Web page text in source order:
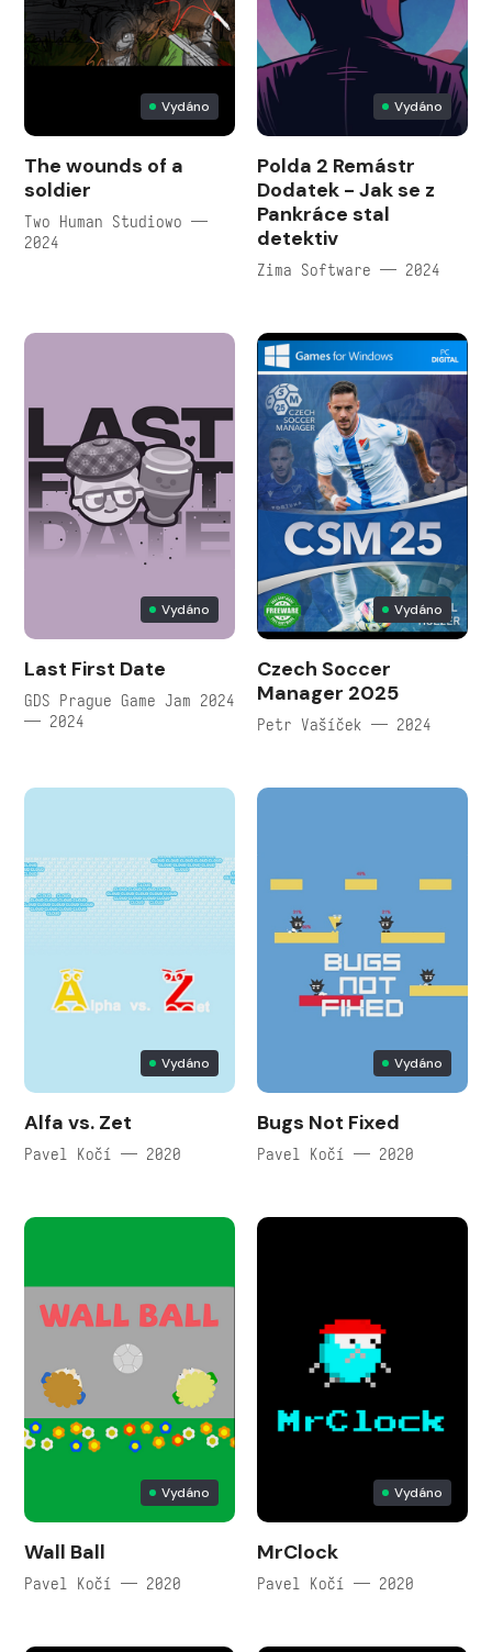
Vydáno
The wounds of a
soldier
Two Human Studiowo —
2024
Vydáno
Polda 2 Remástr
Dodatek - Jak se z
Pankráce stal
detektiv
Zima Software — 2024
Vydáno
Last First Date
GDS Prague Game Jam 2024
— 2024
Vydáno
Czech Soccer
Manager 2025
Petr Vašíček — 2024
Vydáno
Alfa vs. Zet
Pavel Kočí — 2020
Vydáno
Bugs Not Fixed
Pavel Kočí — 2020
Vydáno
Wall Ball
Pavel Kočí — 2020
Vydáno
MrClock
Pavel Kočí — 2020